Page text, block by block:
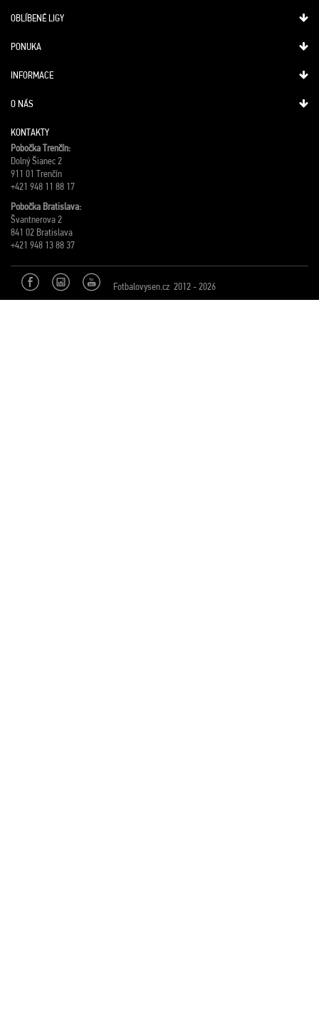
OBLÍBENÉ LIGY
PONUKA
INFORMACE
O NÁS
KONTAKTY
Pobočka Trenčín:
Dolný Šianec 2
911 01 Trenčín
+421 948 11 88 17
Pobočka Bratislava:
Švantnerova 2
841 02 Bratislava
+421 948 13 88 37
Fotbalovysen.cz 2012 - 2026